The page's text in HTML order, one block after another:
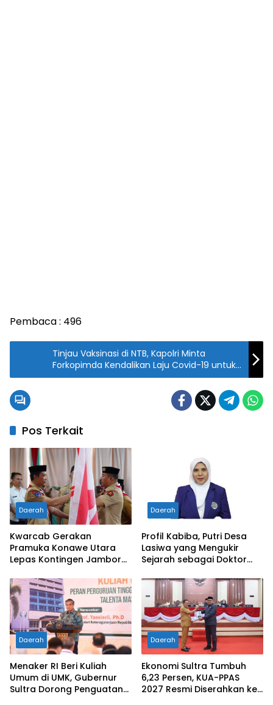
Pembaca : 496
Tinjau Vaksinasi di NTB, Kapolri Minta
Forkopimda Kendalikan Laju Covid-19 untuk
Sukseskan Event Internasional
Pos Terkait
Daerah
Kwarcab Gerakan
Pramuka Konawe Utara
Lepas Kontingen Jambore
Ikbar: Tunjukkan Karakter
Generasi Muda Konut yang
Disiplin dan Berprestasi
Daerah
Profil Kabiba, Putri Desa
Lasiwa yang Mengukir
Sejarah sebagai Doktor
Kelahirannya
Daerah
Menaker RI Beri Kuliah
Umum di UMK, Gubernur
Sultra Dorong Penguatan
Daerah
Ekonomi Sultra Tumbuh
6,23 Persen, KUA-PPAS
2027 Resmi Diserahkan ke